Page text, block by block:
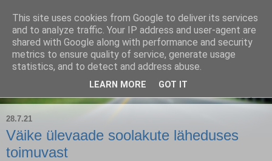
Kärla Jahimeeste Selts
Blogi Saaremaa keskpaiga jahimeeste tegemistest
28.7.21
Väike ülevaade soolakute läheduses
toimuvast
This site uses cookies from Google to deliver its services
and to analyze traffic. Your IP address and user-agent are
shared with Google along with performance and security
metrics to ensure quality of service, generate usage
statistics, and to detect and address abuse.
LEARN MORE GOT IT